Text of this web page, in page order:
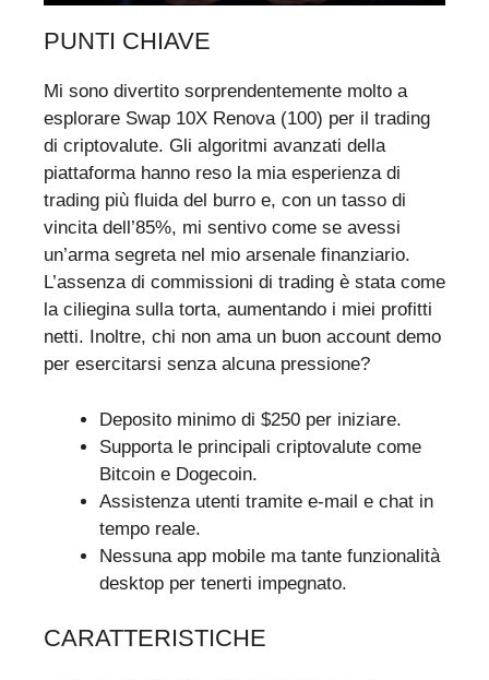
PUNTI CHIAVE
Mi sono divertito sorprendentemente molto a
esplorare Swap 10X Renova (100) per il trading
di criptovalute. Gli algoritmi avanzati della
piattaforma hanno reso la mia esperienza di
trading più fluida del burro e, con un tasso di
vincita dell’85%, mi sentivo come se avessi
un’arma segreta nel mio arsenale finanziario.
L’assenza di commissioni di trading è stata come
la ciliegina sulla torta, aumentando i miei profitti
netti. Inoltre, chi non ama un buon account demo
per esercitarsi senza alcuna pressione?
Deposito minimo di $250 per iniziare.
Supporta le principali criptovalute come
Bitcoin e Dogecoin.
Assistenza utenti tramite e-mail e chat in
tempo reale.
Nessuna app mobile ma tante funzionalità
desktop per tenerti impegnato.
CARATTERISTICHE